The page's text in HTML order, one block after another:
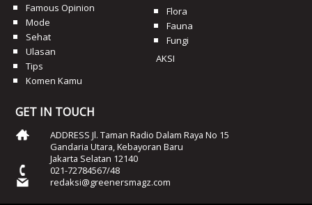
Famous Opinion
Mode
Sehat
Ulasan
Tips
Komen Kamu
Flora
Fauna
Fungi
AKSI
GET IN TOUCH
ADDRESS Jl. Taman Radio Dalam Raya No 15
Gandaria Utara, Kebayoran Baru
Jakarta Selatan 12140
021-72784567/48
redaksi@greenersmagz.com